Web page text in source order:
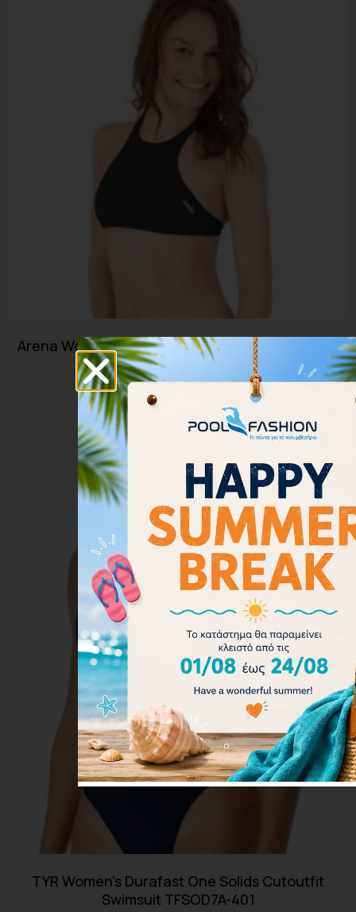
Arena Women Bikini Top Rulebreaker Crop Think
001111-503
31.50€
Επιλογή
TYR Women’s Durafast One Solids Cutoutfit
Swimsuit TFSOD7A-401